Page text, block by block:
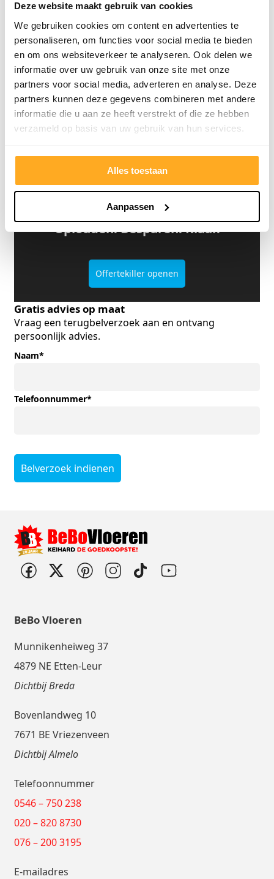
Deze website maakt gebruik van cookies
We gebruiken cookies om content en advertenties te
personaliseren, om functies voor social media te bieden
en om ons websiteverkeer te analyseren. Ook delen we
informatie over uw gebruik van onze site met onze
partners voor social media, adverteren en analyse. Deze
partners kunnen deze gegevens combineren met andere
informatie die u aan ze heeft verstrekt of die ze hebben
verzameld op basis van uw gebruik van hun services.
Alles toestaan
Aanpassen
Bekijk klantverhalen
Offerte van een concurrent?
Uploaden. Besparen. Klaar.
Offertekiller openen
Gratis advies op maat
Vraag een terugbelverzoek aan en ontvang
persoonlijk advies.
Naam*
Telefoonnummer*
Belverzoek indienen
BeBo Vloeren
Munnikenheiweg 37
4879 NE Etten-Leur
Dichtbij Breda
Bovenlandweg 10
7671 BE Vriezenveen
Dichtbij Almelo
Telefoonnummer
0546 – 750 238
020 – 820 8730
076 – 200 3195
E-mailadres